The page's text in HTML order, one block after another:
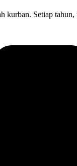
kurban. Setiap